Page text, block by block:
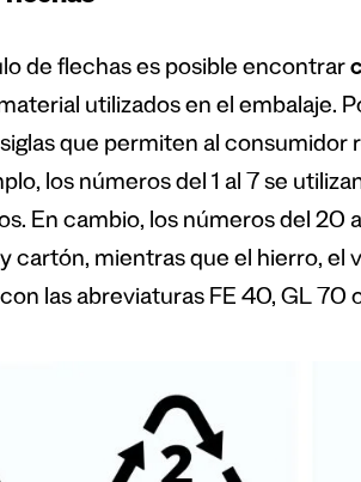
de flechas es posible encontrar
utilizados en el embalaje.
que permiten al
los números del 1 al 7 se
En cambio, los números del 20
cartón, mientras que el hierro, el
las abreviaturas FE 40, GL 70 o